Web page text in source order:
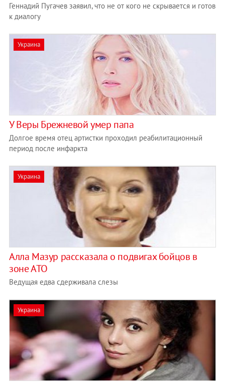
Геннадий Пугачев заявил, что не от кого не скрывается и готов
к диалогу
Украина
У Веры Брежневой умер папа
Долгое время отец артистки проходил реабилитационный
период после инфаркта
Украина
Алла Мазур рассказала о подвигах бойцов в
зоне АТО
Ведущая едва сдерживала слезы
Украина